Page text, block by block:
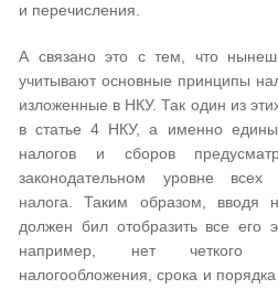
и перечисления.
А связано это с тем, что
учитывают основные принципы
изложенные в НКУ. Так один из
в статье 4 НКУ, а именно
налогов и сборов
законодательном уровне всех
налога. Таким образом, вводя
должен бил отобразить все его
например, нет четкого
налогообложения, срока и